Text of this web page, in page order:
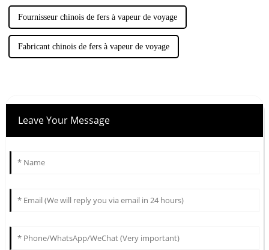
Fournisseur chinois de fers à vapeur de voyage
Fabricant chinois de fers à vapeur de voyage
Leave Your Message